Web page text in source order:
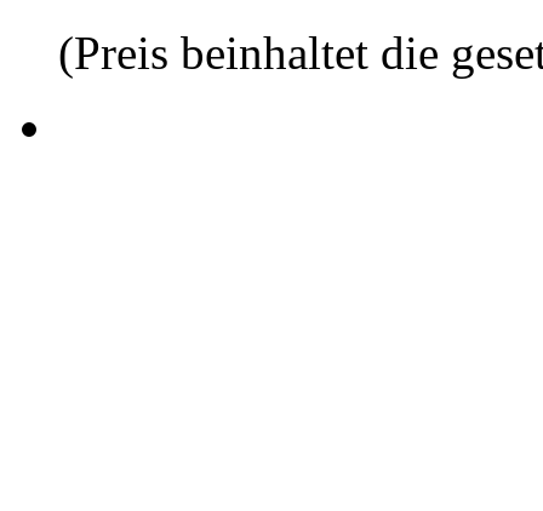
(Preis beinhaltet die